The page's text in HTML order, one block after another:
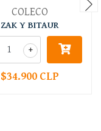
COLECO
ZAK Y BITAUR
+
$34.900 CLP